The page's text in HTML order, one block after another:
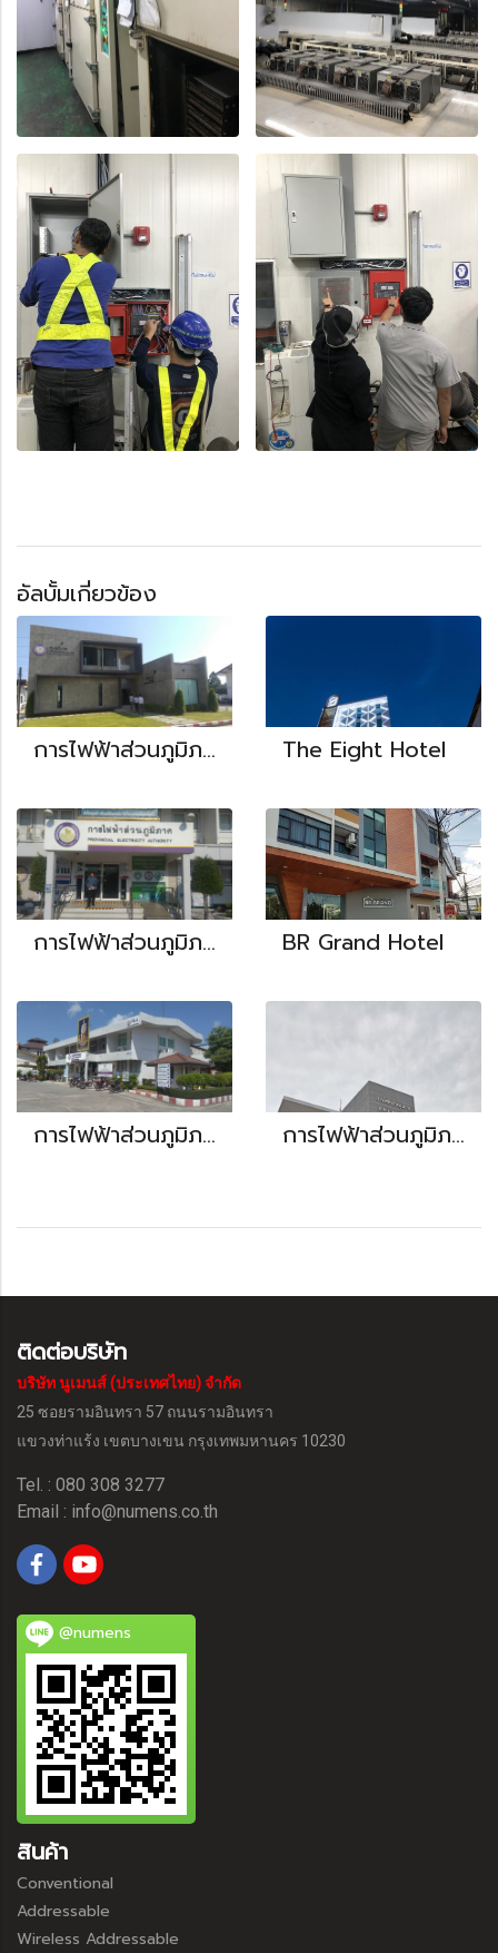
อัลบั้มเกี่ยวข้อง
การไฟฟ้าส่วนภูมิภาค (จังหวัดชุมพร) The Eight Hotel
การไฟฟ้าส่วนภูมิภาค (จังหวัดประจวบคีรีขันธ์) BR Grand Hotel
การไฟฟ้าส่วนภูมิภาค (จังหวัดระนอง) การไฟฟ้าส่วนภูมิภาค (อำเภอชนแดน)
ติดต่อบริษัท
บริษัท นูเมนส์ (ประเทศไทย) จำกัด
25 ซอยรามอินทรา 57 ถนนรามอินทรา
แขวงท่าแร้ง เขตบางเขน กรุงเทพมหานคร 10230
Tel. : 080 308 3277
Email : info@numens.co.th
@numens
สินค้า
Conventional
Addressable
Wireless Addressable